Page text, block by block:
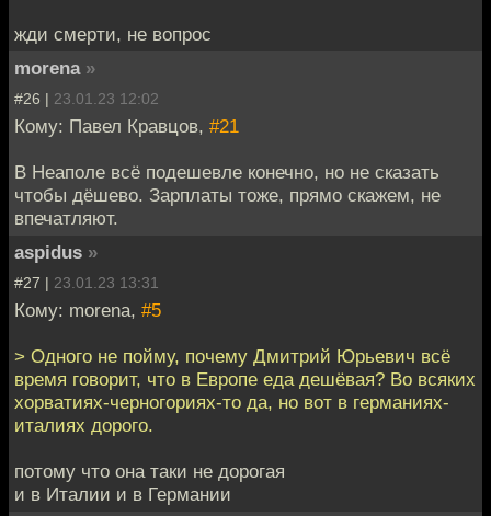
жди смерти, не вопрос
morena »
#26 | 23.01.23 12:02
Кому: Павел Кравцов, #21
В Неаполе всё подешевле конечно, но не сказать
чтобы дёшево. Зарплаты тоже, прямо скажем, не
впечатляют.
aspidus »
#27 | 23.01.23 13:31
Кому: morena, #5
> Одного не пойму, почему Дмитрий Юрьевич всё
время говорит, что в Европе еда дешёвая? Во всяких
хорватиях-черногориях-то да, но вот в германиях-
италиях дорого.
потому что она таки не дорогая
и в Италии и в Германии